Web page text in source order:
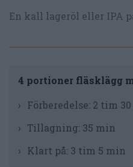
En kall lageröl eller IPA
4 portioner fläsklägg
Förberedelse: 2 tim
Tillagning: 35 min
Klart på: 3 tim 5 min